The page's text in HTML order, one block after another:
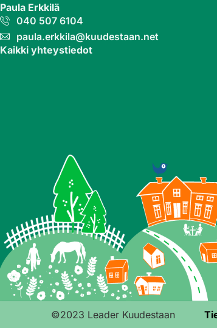
Paula Erkkilä
040 507 6104
paula.erkkila@kuudestaan.net
Kaikki yhteystiedot
©2023 Leader Kuudestaan